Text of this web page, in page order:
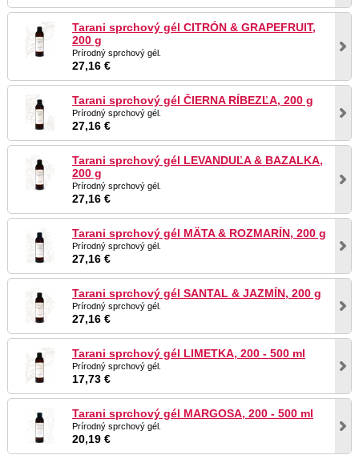
Tarani sprchový gél CITRÓN & GRAPEFRUIT,
200 g
Prírodný sprchový gél.
27,16 €
Tarani sprchový gél ČIERNA RÍBEZĽA, 200 g
Prírodný sprchový gél.
27,16 €
Tarani sprchový gél LEVANDUĽA & BAZALKA,
200 g
Prírodný sprchový gél.
27,16 €
Tarani sprchový gél MÄTA & ROZMARÍN, 200 g
Prírodný sprchový gél.
27,16 €
Tarani sprchový gél SANTAL & JAZMÍN, 200 g
Prírodný sprchový gél.
27,16 €
Tarani sprchový gél LIMETKA, 200 - 500 ml
Prírodný sprchový gél.
17,73 €
Tarani sprchový gél MARGOSA, 200 - 500 ml
Prírodný sprchový gél.
20,19 €